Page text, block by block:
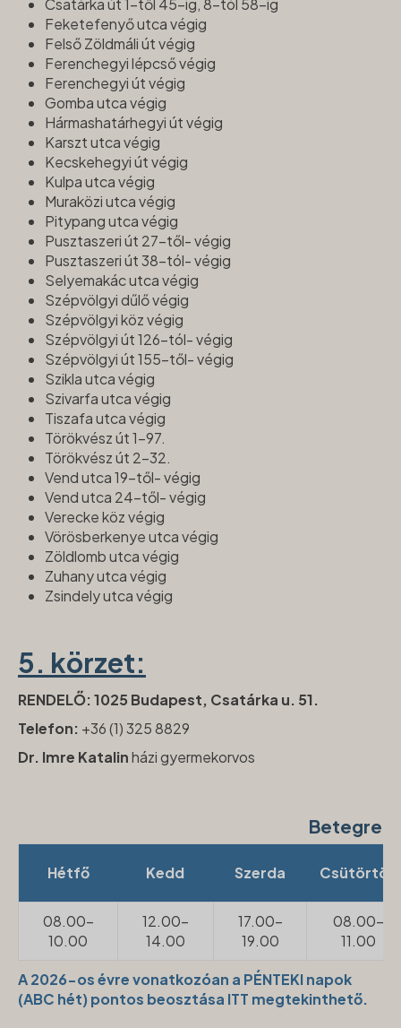
Csatárka út 1-től 45-ig, 8-tól 58-ig
Feketefenyő utca végig
Felső Zöldmáli út végig
Ferenchegyi lépcső végig
Ferenchegyi út végig
Gomba utca végig
Hármashatárhegyi út végig
Karszt utca végig
Kecskehegyi út végig
Kulpa utca végig
Muraközi utca végig
Pitypang utca végig
Pusztaszeri út 27-től- végig
Pusztaszeri út 38-tól- végig
Selyemakác utca végig
Szépvölgyi dűlő végig
Szépvölgyi köz végig
Szépvölgyi út 126-tól- végig
Szépvölgyi út 155-től- végig
Szikla utca végig
Szivarfa utca végig
Tiszafa utca végig
Törökvész út 1-97.
Törökvész út 2-32.
Vend utca 19-től- végig
Vend utca 24-től- végig
Verecke köz végig
Vörösberkenye utca végig
Zöldlomb utca végig
Zuhany utca végig
Zsindely utca végig
5. körzet:
RENDELŐ: 1025 Budapest, Csatárka u. 51.
Telefon: +36 (1) 325 8829
Dr. Imre Katalinházi gyermekorvos
Hétfő Kedd Szerda Csütörtök
08.00-
10.00
12.00-
14.00
17.00-
19.00
08.00-
11.00
A 2026-os évre vonatkozóan a PÉNTEKI napok
(ABC hét) pontos beosztása ITT megtekinthető.